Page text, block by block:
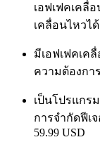
เอฟเฟคเคลื่
เคลื่อนไหวไ
มีเอฟเฟคเค
ความต้องการ
เป็นโปรแกร
การจำกัดฟีเ
59.99 USD